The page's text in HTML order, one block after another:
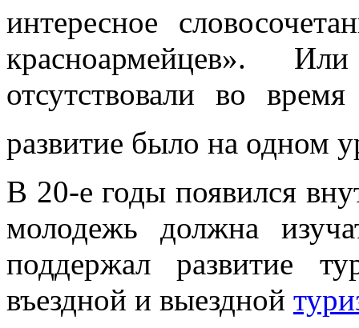
интересное
красноармейцев».
отсутствовали во
развитие было на одном
В 20-е годы появился
молодежь должна
поддержал развитие
въездной и выездной